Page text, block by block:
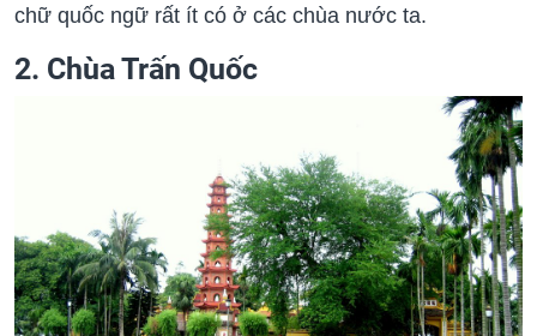
chữ quốc ngữ rất ít có ở các chùa nước ta.
2. Chùa Trấn Quốc